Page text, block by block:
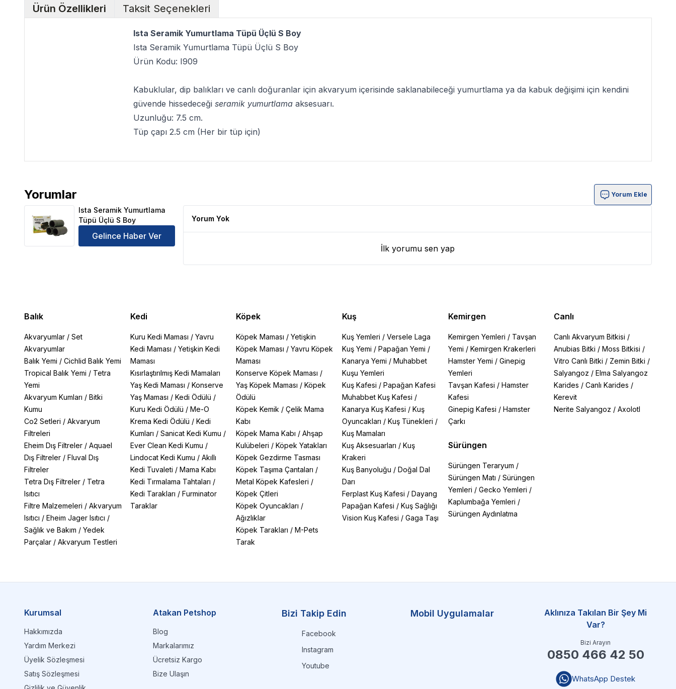
Ürün Özellikleri Taksit Seçenekleri
Ista Seramik Yumurtlama Tüpü Üçlü S Boy
Ista Seramik Yumurtlama Tüpü Üçlü S Boy
Ürün Kodu: I909
Kabuklular, dip balıkları ve canlı doğuranlar için akvaryum içerisinde saklanabileceği yumurtlama ya da kabuk değişimi için kendini
güvende hissedeceği seramik yumurtlama aksesuarı.
Uzunluğu: 7.5 cm.
Tüp çapı 2.5 cm (Her bir tüp için)
Yorumlar
Ista Seramik Yumurtlama Tüpü Üçlü S Boy Ürün Yorumları
Yorum Ekle
Ista Seramik Yumurtlama
Tüpü Üçlü S Boy
Gelince Haber Ver
Yorum Yok
İlk yorumu sen yap
Balık
Akvaryumlar / Set
Akvaryumlar
Balık Yemi / Cichlid Balık Yemi
Tropical Balık Yemi / Tetra
Yemi
Akvaryum Kumları / Bitki
Kumu
Co2 Setleri / Akvaryum
Filtreleri
Eheim Dış Filtreler / Aquael
Dış Filtreler / Fluval Dış
Filtreler
Tetra Dış Filtreler / Tetra
Isıtıcı
Filtre Malzemeleri / Akvaryum
Isıtıcı / Eheim Jager Isıtıcı /
Sağlık ve Bakım / Yedek
Parçalar / Akvaryum Testleri
Kedi
Kuru Kedi Maması / Yavru
Kedi Maması / Yetişkin Kedi
Maması
Kısırlaştırılmış Kedi Mamaları
Yaş Kedi Maması / Konserve
Yaş Maması / Kedi Ödülü /
Kuru Kedi Ödülü / Me-O
Krema Kedi Ödülü / Kedi
Kumları / Sanicat Kedi Kumu /
Ever Clean Kedi Kumu /
Lindocat Kedi Kumu / Akıllı
Kedi Tuvaleti / Mama Kabı
Kedi Tırmalama Tahtaları /
Kedi Tarakları / Furminator
Taraklar
Köpek
Köpek Maması /Yetişkin
Köpek Maması /Yavru Köpek
Maması
Konserve Köpek Maması /
Yaş Köpek Maması /Köpek
Ödülü
Köpek Kemik /Çelik Mama
Kabı
Köpek Mama Kabı /Ahşap
Kulübeleri /Köpek Yatakları
Köpek Gezdirme Tasması
Köpek Taşıma Çantaları /
Metal Köpek Kafesleri /
Köpek Çitleri
Köpek Oyuncakları /
Ağızlıklar
Köpek Tarakları /M-Pets
Tarak
Kuş
Kuş Yemleri / Versele Laga
Kuş Yemi / Papağan Yemi /
Kanarya Yemi / Muhabbet
Kuşu Yemleri
Kuş Kafesi / Papağan Kafesi
Muhabbet Kuş Kafesi /
Kanarya Kuş Kafesi / Kuş
Oyuncakları / Kuş Tünekleri /
Kuş Mamaları
Kuş Aksesuarları / Kuş
Krakeri
Kuş Banyoluğu / Doğal Dal
Darı
Ferplast Kuş Kafesi / Dayang
Papağan Kafesi / Kuş Sağlığı
Vision Kuş Kafesi / Gaga Taşı
Kemirgen
Kemirgen Yemleri / Tavşan
Yemi / Kemirgen Krakerleri
Hamster Yemi / Ginepig
Yemleri
Tavşan Kafesi / Hamster
Kafesi
Ginepig Kafesi / Hamster
Çarkı
Sürüngen
Sürüngen Teraryum /
Sürüngen Matı / Sürüngen
Yemleri / Gecko Yemleri /
Kaplumbağa Yemleri /
Sürüngen Aydınlatma
Canlı
Canlı Akvaryum Bitkisi /
Anubias Bitki /Moss Bitkisi /
Vitro Canlı Bitki / Zemin Bitki /
Salyangoz /Elma Salyangoz
Karides /Canlı Karides /
Kerevit
Nerite Salyangoz /Axolotl
Kurumsal
Hakkımızda
Yardım Merkezi
Üyelik Sözleşmesi
Satış Sözleşmesi
Atakan Petshop
Blog
Markalarımız
Ücretsiz Kargo
Bize Ulaşın
Bizi Takip Edin
Facebook
Instagram
Youtube
Mobil Uygulamalar
Aklınıza Takılan Bir Şey Mi
Var?
Bizi Arayın
0850 466 42 50
WhatsApp Destek